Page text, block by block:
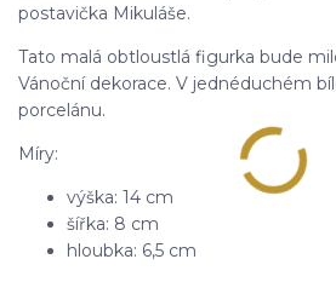
postavička Mikuláše.
Tato malá obtloustlá figurka bude
Vánoční dekorace. V jednéduchém
porcelánu.
Míry:
výška: 14 cm
šířka: 8 cm
hloubka: 6,5 cm